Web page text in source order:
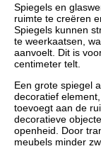
Spiegels en
ruimte te creëren
Spiegels kunnen
te weerkaatsen,
aanvoelt. Dit is
centimeter telt.
Een grote spiegel
decoratief
toevoegt aan de
decoratieve
openheid. Door
meubels minder